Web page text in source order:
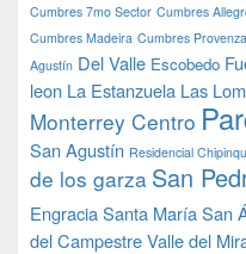
Cumbres 7mo Sector Cumbres
Cumbres Madeira Cumbres Provenza
Agustín Del Valle Escobedo
leon La Estanzuela Las
Monterrey Centro
San Agustín Residencial
de los garza San
EngraciaSanta MaríaSan
del CampestreValle del